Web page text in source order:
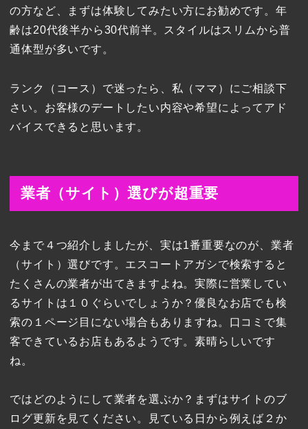
の方など、まずは体験してみたい方にお勧めです。年
齢は20代後半から30代前半。スタイルはスリムから普
通体型が多いです。
ランク（コース）で迷ったら、私（ママ）にご相談下
さい。お客様のデートしたい内容や希望によってアド
バイスできると思います。
業者（サイト）選びが超重要
今まで４つ紹介しましたが、実は1番重要なのが、業者
（サイト）選びです。エスコートアガシで検索すると
たくさんの業者が出てきますよね。実際に営業してい
るサイトは１０ぐらいでしょうか？優良なお店でも検
索の１ページ目にない場合もありますね。口コミで集
客できているお店もあるようです。素晴らしいです
ね。
ではどのようにして業者を選ぶか？まずはサイトのブ
ログ更新を見てください。見ている日から例えば２か